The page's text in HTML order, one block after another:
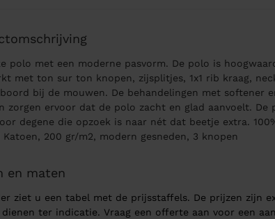
polo met een moderne pasvorm. De polo is
met ton sur ton knopen, zijsplitjes, 1x1 rib kraag,
bij de mouwen. De behandelingen met softener
zorgen ervoor dat de polo zacht en glad aanvoelt. De
degene die opzoek is naar nét dat beetje extra.
Katoen, 200 gr/m2, modern gesneden, 3 knopen
en maten
ziet u een tabel met de prijsstaffels. De prijzen zijn
dienen ter indicatie. Vraag een offerte aan voor een